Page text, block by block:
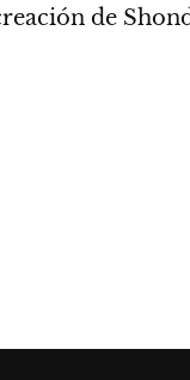
de